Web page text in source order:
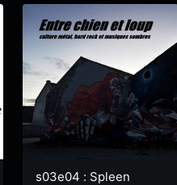
s03e04 : Spleen